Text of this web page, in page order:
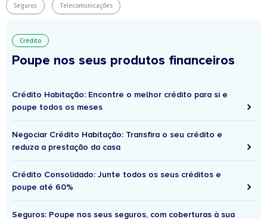
Seguros Telecomunicações
Crédito
Poupe nos seus produtos financeiros
Crédito Habitação: Encontre o melhor crédito para si e
poupe todos os meses
Negociar Crédito Habitação: Transfira o seu crédito e
reduza a prestação da casa
Crédito Consolidado: Junte todos os seus créditos e
poupe até 60%
Seguros: Poupe nos seus seguros, com coberturas à sua